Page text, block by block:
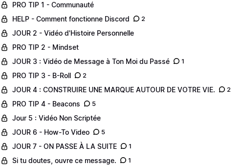
PRO TIP 1 - Communauté
HELP - Comment fonctionne Discord
2
JOUR 2 - Vidéo d'Histoire Personnelle
PRO TIP 2 - Mindset
JOUR 3 : Vidéo de Message à Ton Moi du Passé
1
PRO TIP 3 - B-Roll 2
JOUR 4 : CONSTRUIRE UNE MARQUE AUTOUR DE VOTRE VIE. 2
PRO TIP 4 - Beacons 5
Jour 5 : Vidéo Non Scriptée
JOUR 6 - How-To Video
5
JOUR 7 - ON PASSE À LA SUITE 1
Si tu doutes, ouvre ce message. 1